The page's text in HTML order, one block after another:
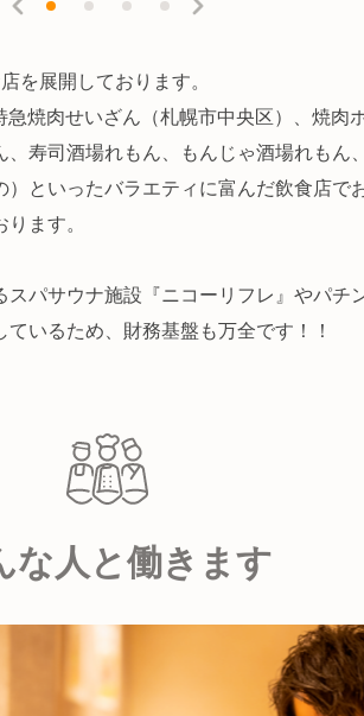
を展開しております。
焼肉せいざん（札幌市中央区）、焼肉
寿司酒場れもん、もんじゃ酒場れもん
といったバラエティに富んだ飲食店で
ます。
パサウナ施設『ニコーリフレ』やパチ
いるため、財務基盤も万全です！！
な人と働きます